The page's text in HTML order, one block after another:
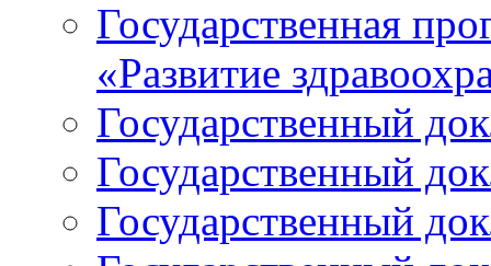
Государственная
«Развитие
Государственный
Государственный
Государственный